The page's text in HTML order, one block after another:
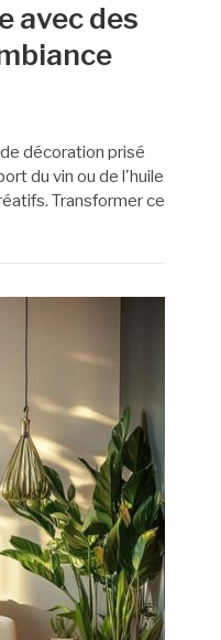
avec des
décoration prisé
du vin ou de l'huile
Transformer ce